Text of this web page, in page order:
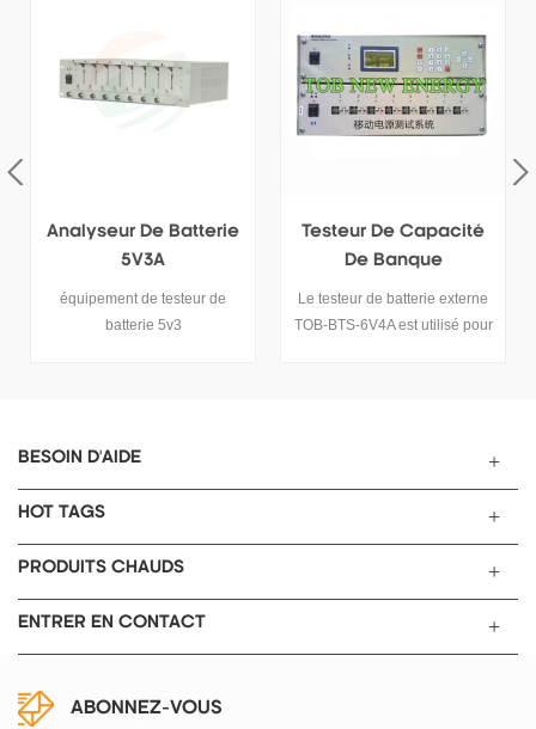
Testeur De Capacité
De Banque
D'alimentation
Le testeur de batterie externe
TOB-BTS-6V4A est utilisé pour
de la batterie externe avec
Testeur De Batterie Au
Lithium À Courant
Élevé 5v30a
Testeur de batterie au lithium-
ion 5V30A
BESOIN D'AIDE
HOT TAGS
PRODUITS CHAUDS
ENTRER EN CONTACT
ABONNEZ-VOUS